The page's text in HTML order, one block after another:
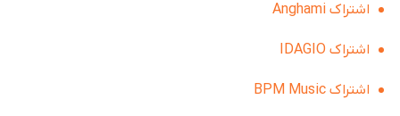
اشتراک Anghami
اشتراک IDAGIO
اشتراک BPM Music